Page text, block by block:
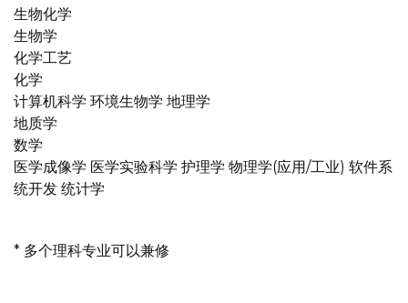
生物化学
生物学
化学工艺
化学
计算机科学 环境生物学 地理学
地质学
数学
医学成像学 医学实验科学 护理学 物理学(应用/工业) 软件系
统开发 统计学
* 多个理科专业可以兼修